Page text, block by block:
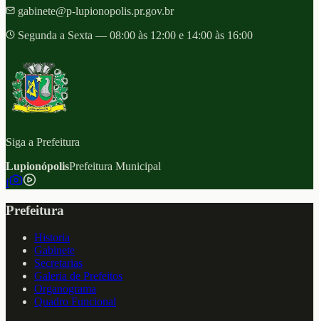
gabinete@p-lupionopolis.pr.gov.br
Segunda a Sexta — 08:00 às 12:00 e 14:00 às 16:00
Siga a Prefeitura
LupionópolisPrefeitura Municipal
f
Prefeitura
Historia
Gabinete
Secretarias
Galeria de Prefeitos
Organograma
Quadro Funcional